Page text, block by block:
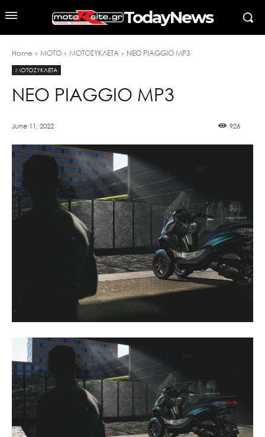
TodayNews
Home MOTO ΜΟΤΟΣΥΚΛΕΤΑ ΝΕΟ PIAGGIO MP3
ΜΟΤΟΣΥΚΛΕΤΑ
ΝΕΟ PIAGGIO MP3
June 11, 2022 926